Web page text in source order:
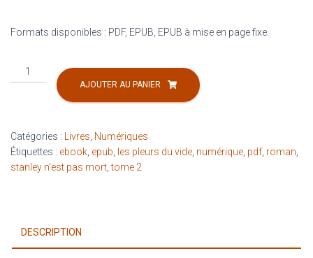
Formats disponibles : PDF, EPUB, EPUB à mise en page fixe.
quantité
de
Vide
(numérique)
AJOUTER AU PANIER
Catégories : Livres Numériques
Étiquettes : ebook epub les pleurs du vide numérique pdf roman
stanley n'est pas mort ,tome 2
DESCRIPTION